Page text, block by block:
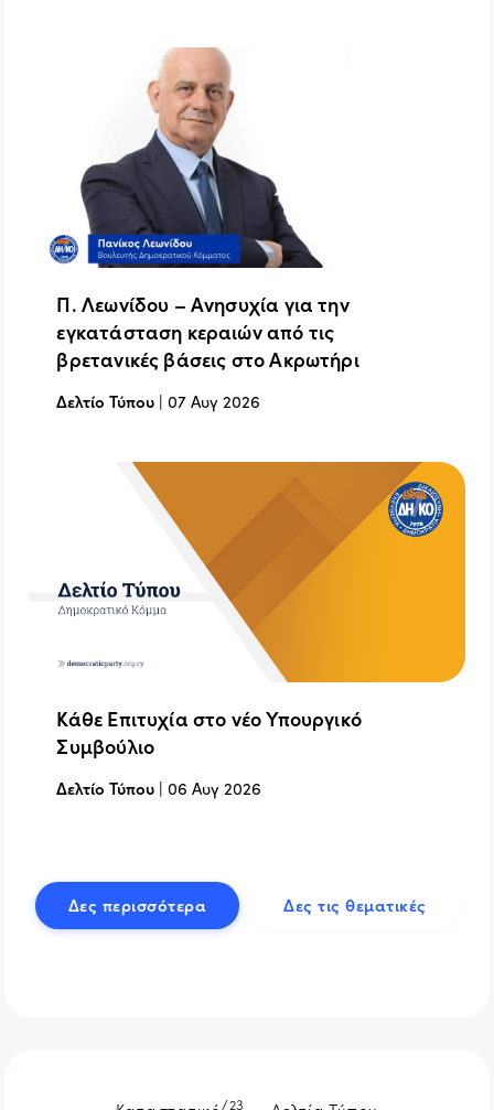
Π. Λεωνίδου – Ανησυχία για την
εγκατάσταση κεραιών από τις
βρετανικές βάσεις στο Ακρωτήρι
Δελτίο Τύπου |07 Αυγ 2026
Κάθε Επιτυχία στο νέο Υπουργικό
Συμβούλιο
Δελτίο Τύπου |06 Αυγ 2026
Δες περισσότερα Δες τις θεματικές
/23